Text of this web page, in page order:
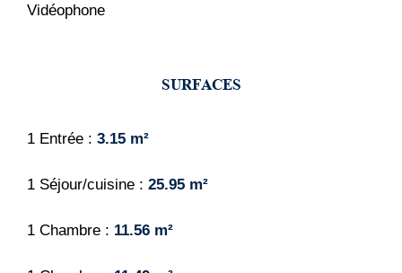
Vidéophone
SURFACES
1 Entrée 3.15 m²
1 Séjour/cuisine 25.95 m²
1 Chambre 11.56 m²